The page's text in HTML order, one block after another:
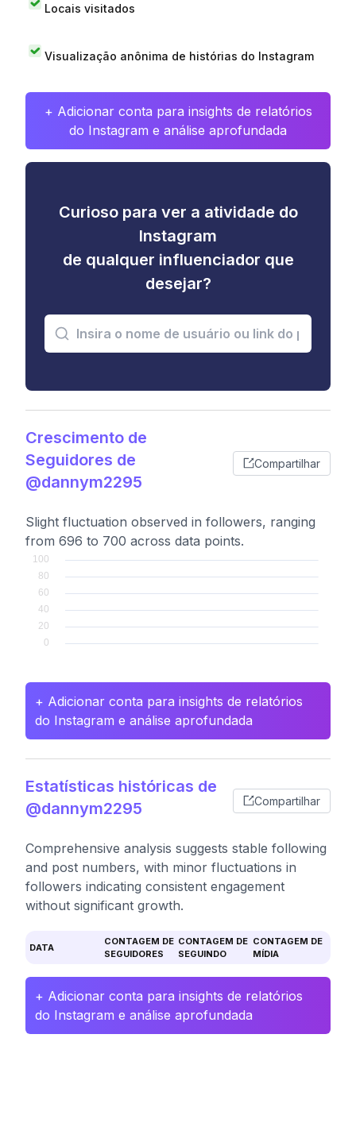
Locais visitados
Visualização anônima de histórias do Instagram
+ Adicionar conta para insights de relatórios
do Instagram e análise aprofundada
Curioso para ver a atividade do
Instagram
de qualquer influenciador que
desejar?
Crescimento de
Seguidores de
@dannym2295
Compartilhar
Slight fluctuation observed in followers, ranging
from 696 to 700 across data points.
+ Adicionar conta para insights de relatórios
do Instagram e análise aprofundada
Estatísticas históricas de
@dannym2295
Compartilhar
Comprehensive analysis suggests stable following
and post numbers, with minor fluctuations in
followers indicating consistent engagement
without significant growth.
DATA
CONTAGEM DE
SEGUIDORES
CONTAGEM DE
SEGUINDO
CONTAGEM DE
MÍDIA
+ Adicionar conta para insights de relatórios
do Instagram e análise aprofundada